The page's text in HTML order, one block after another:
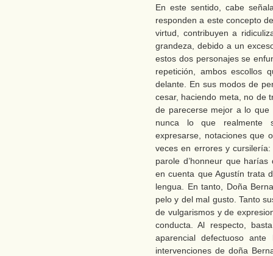
En este sentido, cabe
responden a este concepto
virtud, contribuyen a
grandeza, debido a un
estos dos personajes se
repetición, ambos escollos
delante. En sus modos de
cesar, haciendo meta, no de
de parecerse mejor a lo
nunca lo que realmente
expresarse, notaciones que
veces en errores y
parole d’honneur que
en cuenta que Agustín trata
lengua. En tanto, Doña
pelo y del mal gusto. Tanto
de vulgarismos y de
conducta. Al respecto,
aparencial defectuoso
intervenciones de doña